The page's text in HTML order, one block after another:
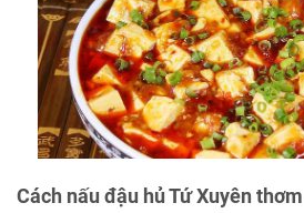
Cách nấu đậu hủ Tứ Xuyên